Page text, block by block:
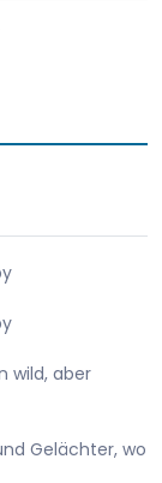
wild, aber
Gelächter, wo